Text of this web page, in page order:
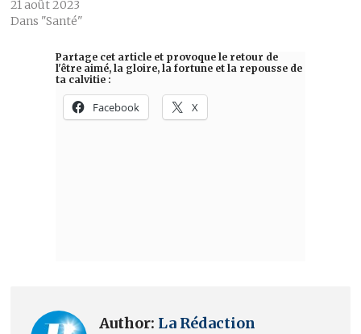
21 août 2023
Dans "Santé"
Author: La Rédaction